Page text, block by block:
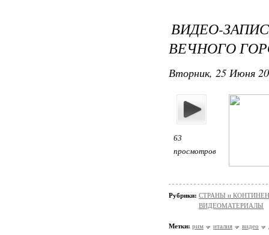
ВИДЕО-
ВЕЧНОГО
Вторник, 25 Июня
63
просмотров
Рубрики: СТРАНЫ и
ВИДЕОМАТЕРИАЛЫ
Метки: рим италия видео